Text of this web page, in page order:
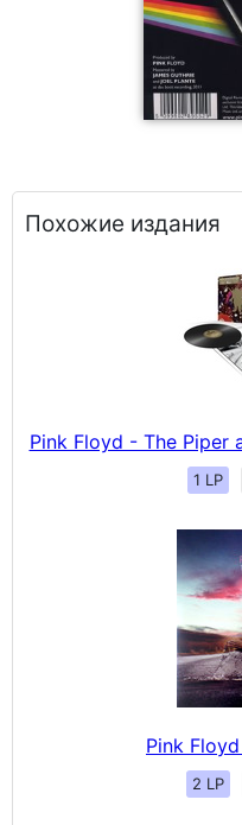
Похожие издания
Pink Floyd - The Piper
1 LP
Pink
2 LP